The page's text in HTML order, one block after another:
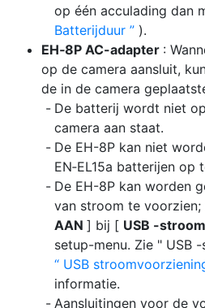
op één acculading dan
Batterijduur
).
EH‑8P AC-adapter :
op de camera aansluit,
de in de camera
De batterij wordt niet
camera aan staat.
De EH-8P kan niet
EN‑EL15a batterijen op
De EH-8P kan worden
van stroom te
AAN ] bij [ USB -
setup-menu. Zie " USB
USB
informatie.
Aansluitingen voor de